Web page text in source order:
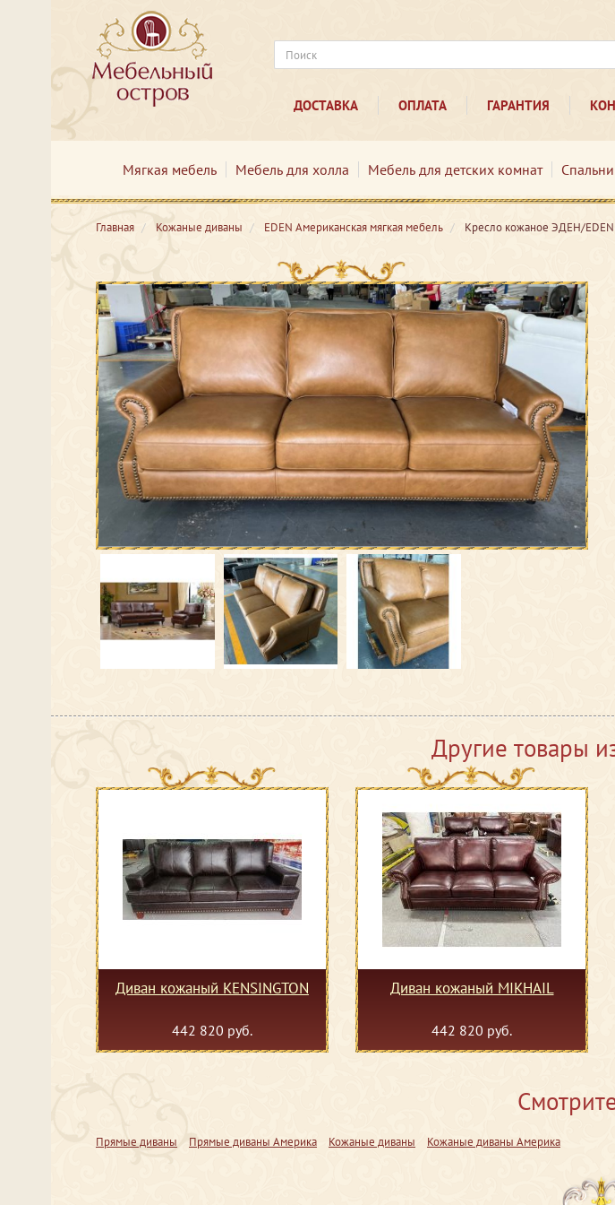
ДОСТАВКА ОПЛАТА ГАРАНТИЯ
Мягкая мебель Мебель для холла Мебель для детских комнат
Главная Кожаные диваны EDEN Американская мягкая мебель Кресло кожаное ЭДЕН/EDEN
Другие товары
Диван кожаный KENSINGTON
442 820 руб.
Диван кожаный MIKHAIL
442 820 руб.
Прямые диваны Прямые диваны Америка Кожаные диваны Кожаные диваны Америка